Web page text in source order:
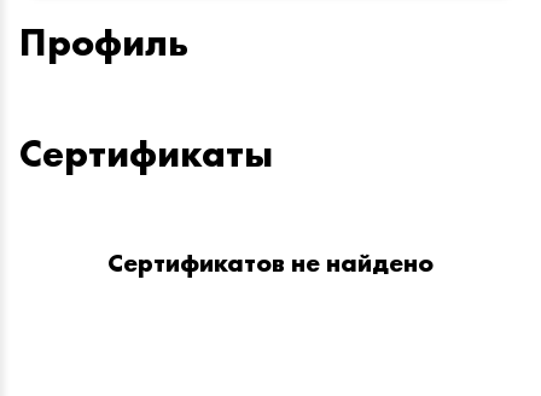
Профиль
Сертификаты
Сертификатов не найдено